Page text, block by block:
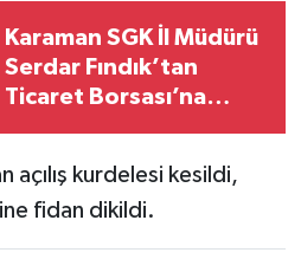
Karaman SGK İl Müdürü
Serdar Fındık’tan
Ticaret Borsası’na
açılış kurdelesi kesildi,
fidan dikildi.